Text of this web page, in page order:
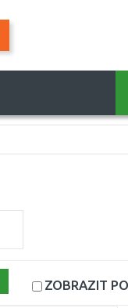
ZOBRAZIT